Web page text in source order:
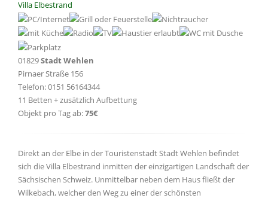
Villa Elbestrand
01829Stadt Wehlen
Pirnaer Straße 156
Telefon: 0151 56164344
11 Betten + zusätzlich Aufbettung
Objekt pro Tag ab:75€
Direkt an der Elbe in der Touristenstadt Stadt Wehlen befindet
sich die Villa Elbestrand inmitten der einzigartigen Landschaft der
Sächsischen Schweiz. Unmittelbar neben dem Haus fließt der
Wilkebach, welcher den Weg zu einer der schönsten